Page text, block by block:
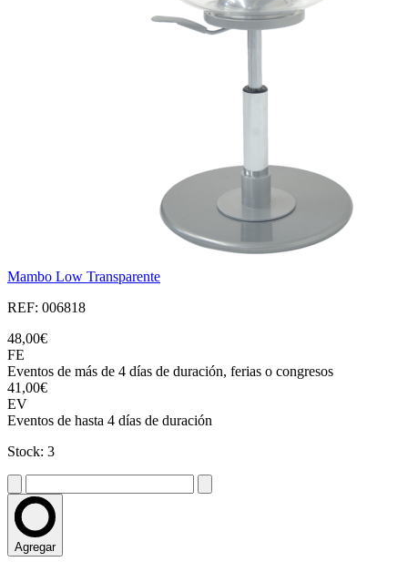
Mambo Low Transparente
REF: 006818
48,00€
FE
Eventos de más de 4 días de duración, ferias o congresos
41,00€
EV
Eventos de hasta 4 días de duración
Stock: 3
Agregar